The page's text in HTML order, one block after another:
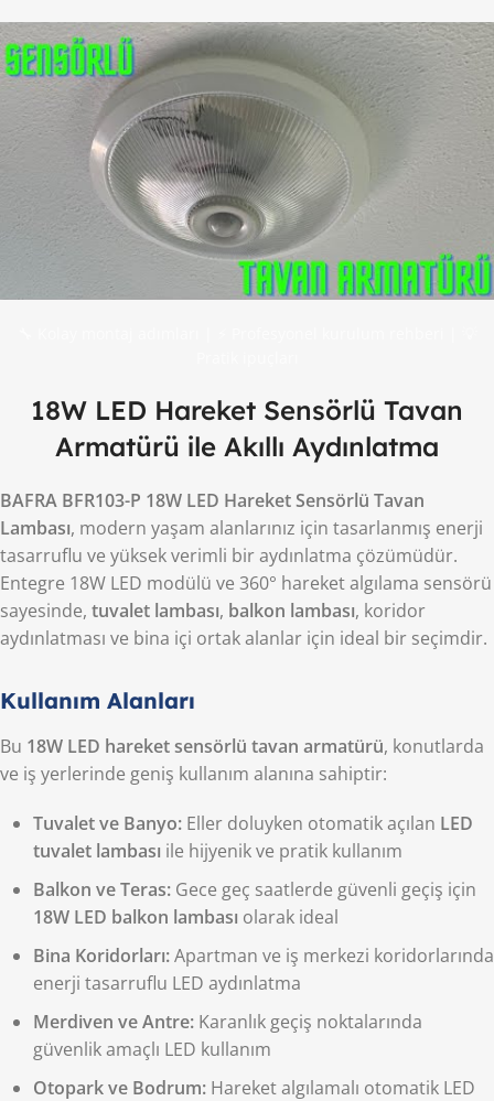
18W LED Hareket Sensörlü Tavan
Armatürü ile Akıllı Aydınlatma
BAFRA BFR103-P 18W LED Hareket Sensörlü Tavan
Lambası, modern yaşam alanlarınız için tasarlanmış enerji
tasarruflu ve yüksek verimli bir aydınlatma çözümüdür.
Entegre 18W LED modülü ve 360° hareket algılama sensörü
sayesinde, tuvalet lambası, balkon lambası, koridor
aydınlatması ve bina içi ortak alanlar için ideal bir seçimdir.
Kullanım Alanları
Bu 18W LED hareket sensörlü tavan armatürü, konutlarda
ve iş yerlerinde geniş kullanım alanına sahiptir:
Tuvalet ve Banyo: Eller doluyken otomatik açılan LED
tuvalet lambası ile hijyenik ve pratik kullanım
Balkon ve Teras: Gece geç saatlerde güvenli geçiş için
18W LED balkon lambası olarak ideal
Bina Koridorları:Apartman ve iş merkezi koridorlarında
enerji tasarruflu LED aydınlatma
Merdiven ve Antre: Karanlık geçiş noktalarında
güvenlik amaçlı LED kullanım
Otopark ve Bodrum: Hareket algılamalı otomatik LED